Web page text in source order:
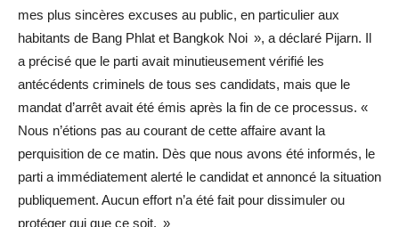
mes plus sincères excuses au public, en particulier aux
habitants de Bang Phlat et Bangkok Noi », a déclaré Pijarn. Il
a précisé que le parti avait minutieusement vérifié les
antécédents criminels de tous ses candidats, mais que le
mandat d’arrêt avait été émis après la fin de ce processus. «
Nous n’étions pas au courant de cette affaire avant la
perquisition de ce matin. Dès que nous avons été informés, le
parti a immédiatement alerté le candidat et annoncé la situation
publiquement. Aucun effort n’a été fait pour dissimuler ou
protéger qui que ce soit. »